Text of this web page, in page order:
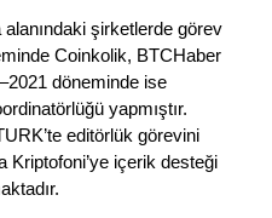
alanındaki şirketlerde görev
Coinkolik, BTCHaber
döneminde ise
yapmıştır.
editörlük görevini
Kriptofoni’ye içerik desteği